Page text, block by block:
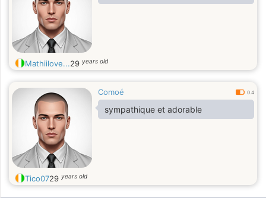
Mathiilove...29 years old
Comoé 0.4
sympathique et adorable
Tico0729 years old